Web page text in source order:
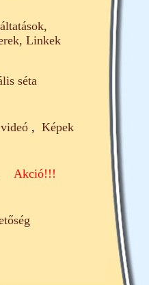
Linkek
séta
, Képek
Akció!!!